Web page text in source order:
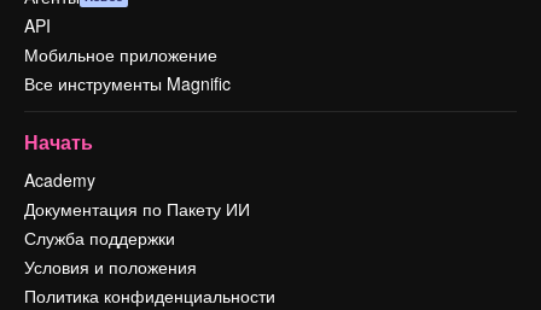
API
Мобильное приложение
Все инструменты Magnific
Начать
Academy
Документация по Пакету ИИ
Служба поддержки
Условия и положения
Политика конфиденциальности